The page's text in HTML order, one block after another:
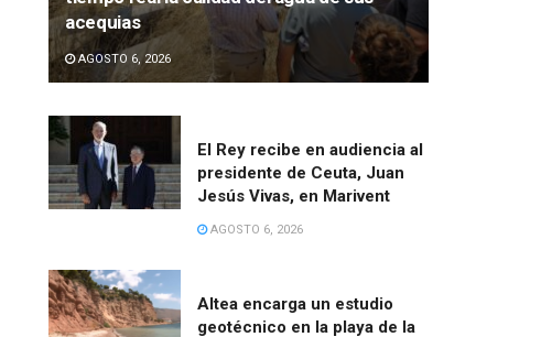
acequias
AGOSTO 6, 2026
El Rey recibe en audiencia al
presidente de Ceuta, Juan
Jesús Vivas, en Marivent
AGOSTO 6, 2026
Altea encarga un estudio
geotécnico en la playa de la